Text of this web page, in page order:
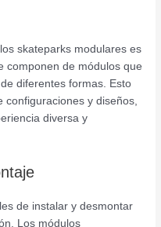
skateparks modulares es
componen de módulos que
diferentes formas. Esto
configuraciones y diseños,
diversa y
de instalar y desmontar
Los módulos